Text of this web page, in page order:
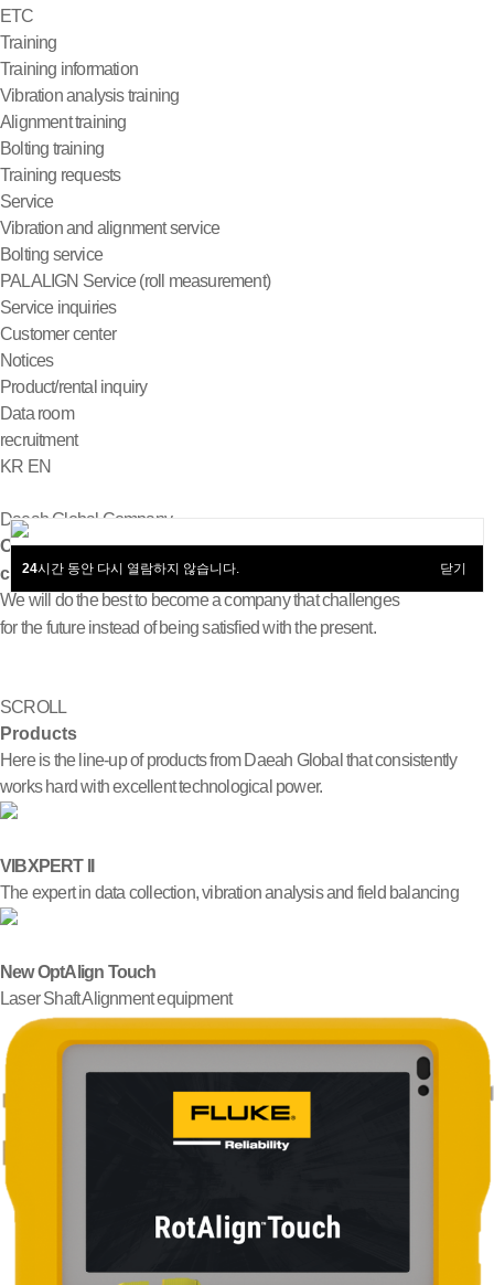
ETC
Training
Training information
Vibration analysis training
Alignment training
Bolting training
Training requests
Service
Vibration and alignment service
Bolting service
PALALIGN Service (roll measurement)
Service inquiries
Customer center
Notices
Product/rental inquiry
Data room
recruitment
KR EN
24시간 동안 다시 열람하지 않습니다. 닫기
Daeah Global Company
Our company has a higher priority over
customer’s value creation than our own profits.
We will do the best to become a company that challenges
for the future instead of being satisfied with the present.
SCROLL
Products
Here is the line-up of products from Daeah Global that consistently
works hard with excellent technological power.
VIBXPERT II
The expert in data collection, vibration analysis and field balancing
New OptAlign Touch
Laser Shaft Alignment equipment